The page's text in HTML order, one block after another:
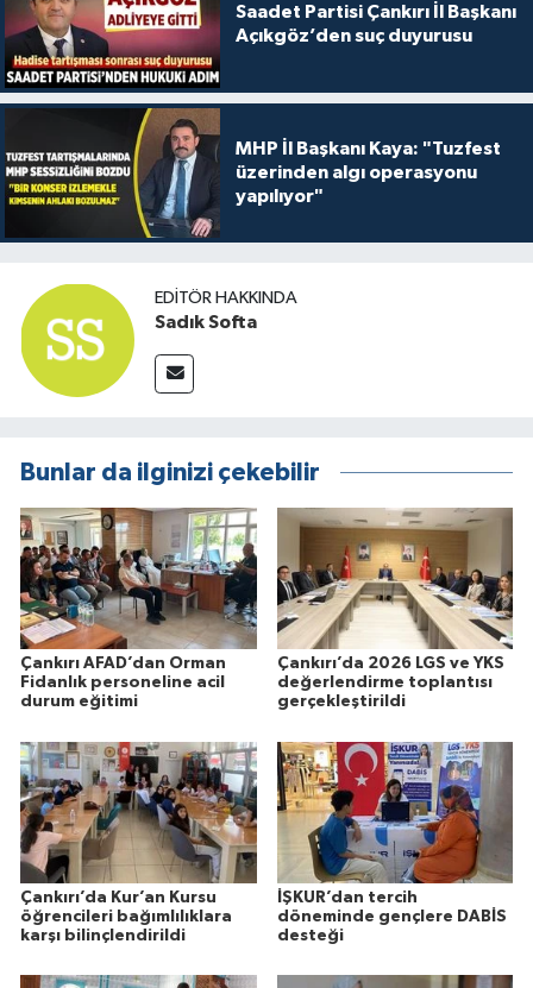
Saadet Partisi Çankırı İl Başkanı
Açıkgöz’den suç duyurusu
MHP İl Başkanı Kaya: "Tuzfest
üzerinden algı operasyonu
yapılıyor"
EDITÖR HAKKINDA
Sadık Softa
Bunlar da ilginizi çekebilir
Çankırı AFAD’dan Orman
Fidanlık personeline acil
durum eğitimi
Çankırı’da 2026 LGS ve YKS
değerlendirme toplantısı
gerçekleştirildi
Çankırı’da Kur’an Kursu
öğrencileri bağımlılıklara
karşı bilinçlendirildi
İŞKUR’dan tercih
döneminde gençlere DABİS
desteği